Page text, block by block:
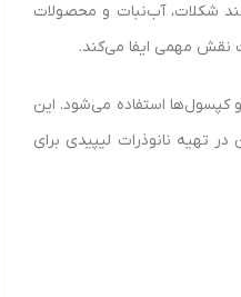
شکلات، آب‌نبات و محصولات
نقش مهمی ایفا می‌کند.
استفاده می‌شود. این
تهیه نانوذرات لیپیدی برای